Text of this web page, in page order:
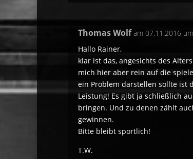
Thomas Wolf am 07.11.2016
Hallo Rainer,
klar ist das, angesichts des
mich hier aber rein auf die
ein Problem darstellen sollte ist
Leistung! Es gibt ja schließlich
bringen. Und zu denen zählt
gewinnen.
Bitte bleibt sportlich!
T.W.